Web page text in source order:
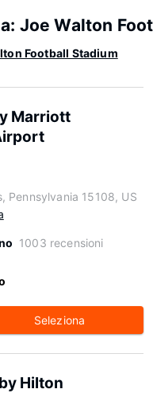
Joe Walton
Football Stadium
Marriott
Pennsylvania 15108, US
1003 recensioni
Seleziona
Hilton